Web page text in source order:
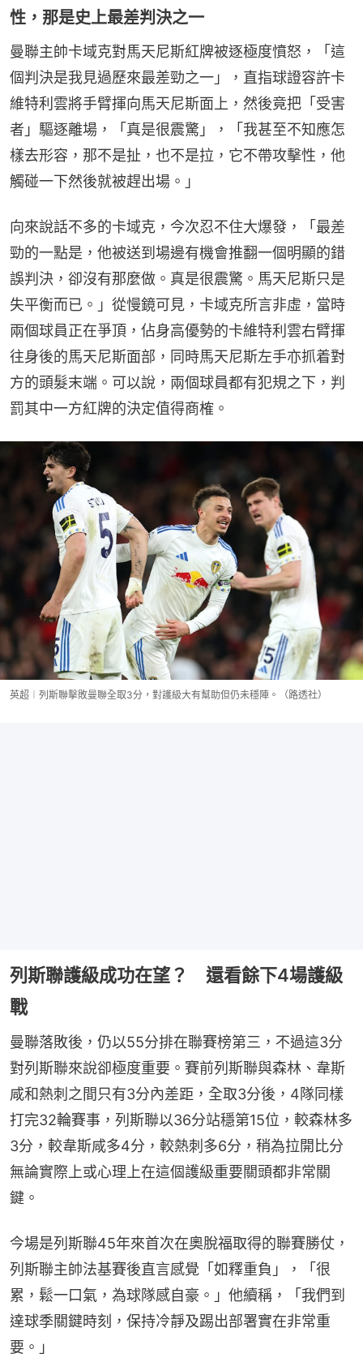
性，那是史上最差判決之一
曼聯主帥卡域克對馬天尼斯紅牌被逐極度憤怒，「這
個判決是我見過歷來最差勁之一」，直指球證容許卡
維特利雲將手臂揮向馬天尼斯面上，然後竟把「受害
者」驅逐離場，「真是很震驚」，「我甚至不知應怎
樣去形容，那不是扯，也不是拉，它不帶攻擊性，他
觸碰一下然後就被趕出場。」
向來說話不多的卡域克，今次忍不住大爆發，「最差
勁的一點是，他被送到場邊有機會推翻一個明顯的錯
誤判決，卻沒有那麼做。真是很震驚。馬天尼斯只是
失平衡而已。」從慢鏡可見，卡域克所言非虛，當時
兩個球員正在爭頂，佔身高優勢的卡維特利雲右臂揮
往身後的馬天尼斯面部，同時馬天尼斯左手亦抓着對
方的頭髮末端。可以說，兩個球員都有犯規之下，判
罰其中一方紅牌的決定值得商榷。
英超︱列斯聯擊敗曼聯全取3分，對護級大有幫助但仍未穩陣。（路透社）
列斯聯護級成功在望？ 還看餘下4場護級
戰
曼聯落敗後，仍以55分排在聯賽榜第三，不過這3分
對列斯聯來說卻極度重要。賽前列斯聯與森林、韋斯
咸和熱刺之間只有3分內差距，全取3分後，4隊同樣
打完32輪賽事，列斯聯以36分站穩第15位，較森林多
3分，較韋斯咸多4分，較熱刺多6分，稍為拉開比分
無論實際上或心理上在這個護級重要關頭都非常關
鍵。
今場是列斯聯45年來首次在奧脫福取得的聯賽勝仗，
列斯聯主帥法基賽後直言感覺「如釋重負」，「很
累，鬆一口氣，為球隊感自豪。」他續稱，「我們到
達球季關鍵時刻，保持冷靜及踢出部署實在非常重
要。」